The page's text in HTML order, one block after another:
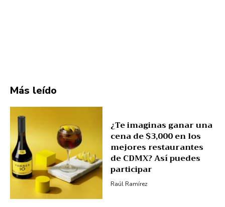
Más leído
¿Te imaginas ganar una
cena de $3,000 en los
mejores restaurantes
de CDMX? Así puedes
participar
Raúl Ramírez